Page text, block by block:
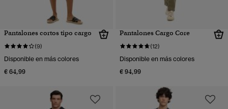
Pantalones cortos tipo cargo
(9)
Disponible en más colores
€ 64,99
Pantalones Cargo Core
(12)
Disponible en más colores
€ 94,99